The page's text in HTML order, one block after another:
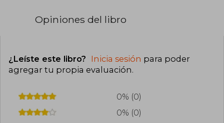
Opiniones del libro
¿Leíste este libro? Inicia sesión para poder
agregar tu propia evaluación.
0% (0)
0% (0)